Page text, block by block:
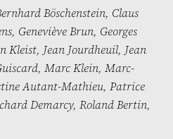
Böschenstein, Claus
, Geneviève Brun, Georges
Kleist, Jean Jourdheuil, Jean
, Marc Klein, Marc-
Autant-Mathieu, Patrice
Demarcy, Roland Bertin,